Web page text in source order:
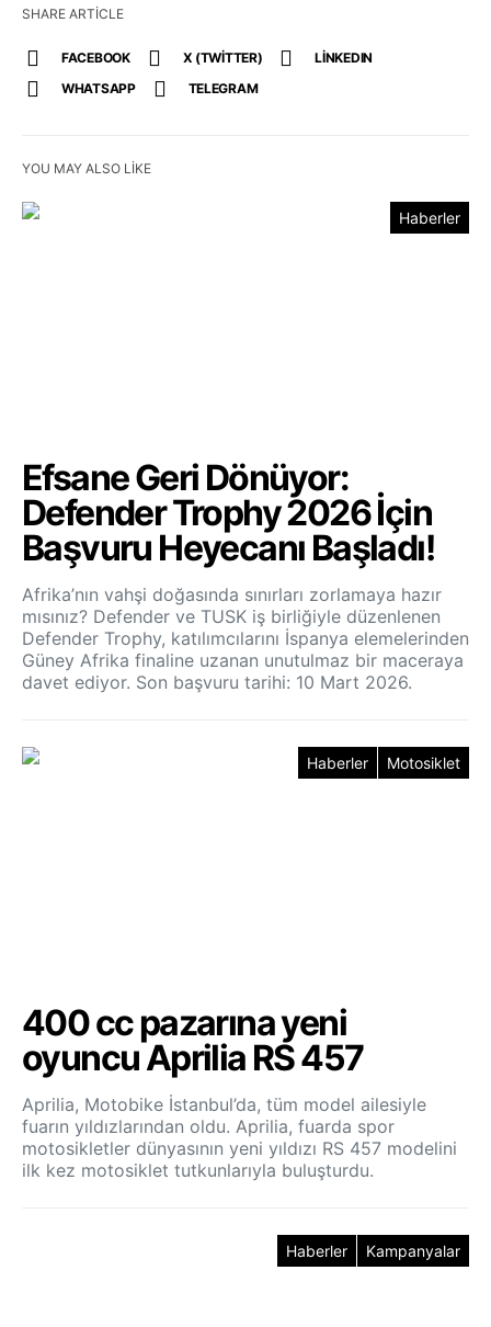
SHARE ARTICLE
FACEBOOK X (TWITTER)
LINKEDIN
WHATSAPP
TELEGRAM
YOU MAY ALSO LIKE
Haberler
Efsane Geri Dönüyor:
Defender Trophy 2026 İçin
Başvuru Heyecanı Başladı!
Afrika’nın vahşi doğasında sınırları zorlamaya hazır
mısınız? Defender ve TUSK iş birliğiyle düzenlenen
Defender Trophy, katılımcılarını İspanya elemelerinden
Güney Afrika finaline uzanan unutulmaz bir maceraya
davet ediyor. Son başvuru tarihi: 10 Mart 2026.
Haberler Motosiklet
400 cc pazarına yeni
oyuncu Aprilia RS 457
Aprilia, Motobike İstanbul’da, tüm model ailesiyle
fuarın yıldızlarından oldu. Aprilia, fuarda spor
motosikletler dünyasının yeni yıldızı RS 457 modelini
ilk kez motosiklet tutkunlarıyla buluşturdu.
Haberler Kampanyalar